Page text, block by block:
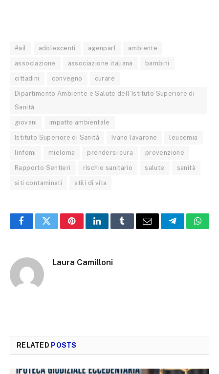
#ail adolescenti agenparl ambiente
associazione associazione italiana bambini
cittadini convegno curare
Dipartimento Ambiente e Salute dell’Istituto Superiore di
Sanità
giovani impatto ambientale
Istituto Superiore di Sanità Ivano lavarone leucemia
linfomi mieloma prendersi cura prevenzione
Rapporto Sentieri rischio sanitario salute sanità
siti contaminati stili di vita
FacebookTwitterPinterestLinkedInTumblrEmail Telegram
Laura Camilloni
RELATED POSTS